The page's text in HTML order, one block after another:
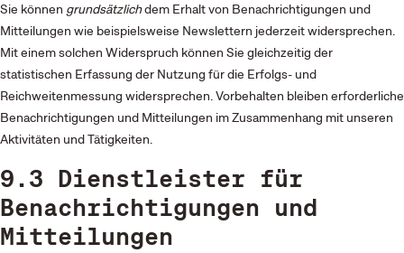
Sie können grundsätzlichdem Erhalt von Benachrichtigungen und
Mitteilungen wie beispielsweise Newslettern jederzeit widersprechen.
Mit einem solchen Widerspruch können Sie gleichzeitig der
statistischen Erfassung der Nutzung für die Erfolgs- und
Reichweitenmessung widersprechen. Vorbehalten bleiben erforderliche
Benachrichtigungen und Mitteilungen im Zusammenhang mit unseren
Aktivitäten und Tätigkeiten.
9.3 Dienstleister für
Benachrichtigungen und
Mitteilungen